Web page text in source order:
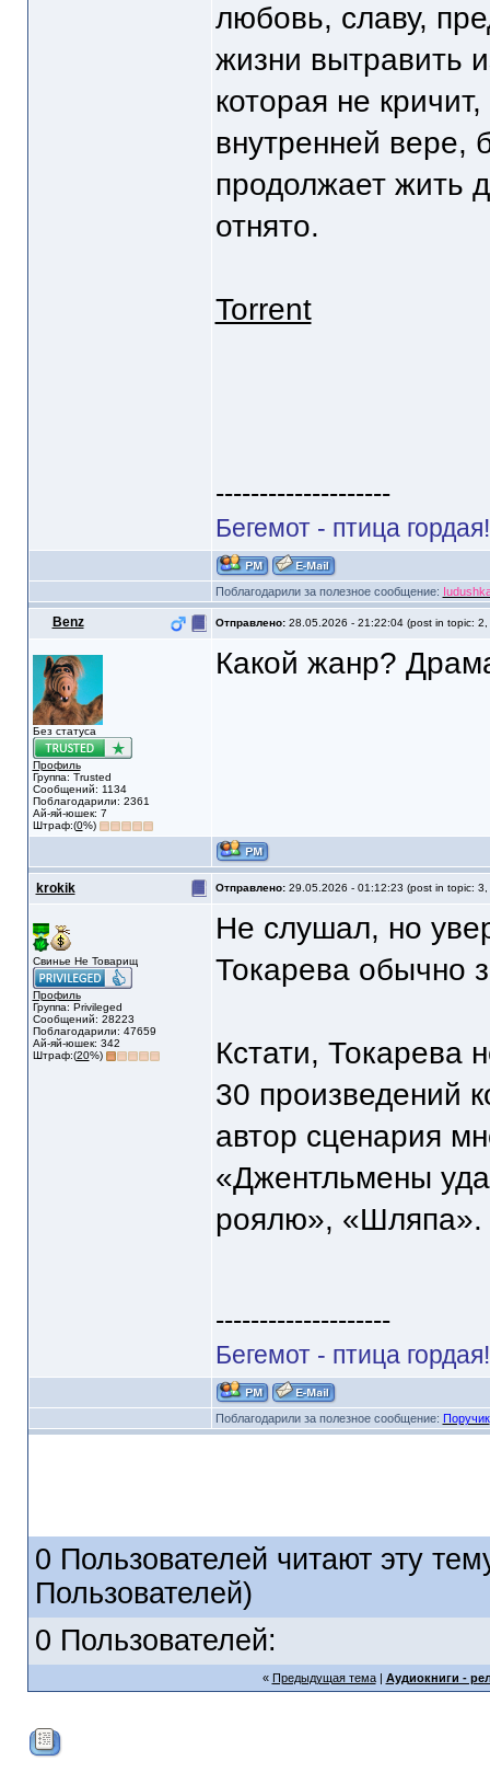
любовь, славу,
жизни вытравить
которая не
внутренней вере,
продолжает жить
отнято.
Torrent
--------------------
Бегемот - птица
Поблагодарили за полезное сообщение:
Benz Отправлено: 28.05.2026 - 21:22:04 (post in topic: 2,
Без статуса
Профиль
Группа: Trusted
Сообщений: 1134
Поблагодарили: 2361
Ай-яй-юшек: 7
Штраф:(0%)
Какой жанр?
krokik Отправлено: 29.05.2026 - 01:12:23 (post in topic: 3,
Свинье Не Товарищ
Профиль
Группа: Privileged
Сообщений: 28223
Поблагодарили: 47659
Ай-яй-юшек: 342
Штраф:(20%)
Не слушал, но
Токарева обычно
Кстати, Токарева
30 произведений
автор сценария
«Джентльмены
роялю», «Шляпа».
--------------------
Бегемот - птица
Поблагодарили за полезное сообщение: Поручик
0 Пользователей читают эту
Пользователей)
0 Пользователей:
« Предыдущая тема| Аудиокниги -